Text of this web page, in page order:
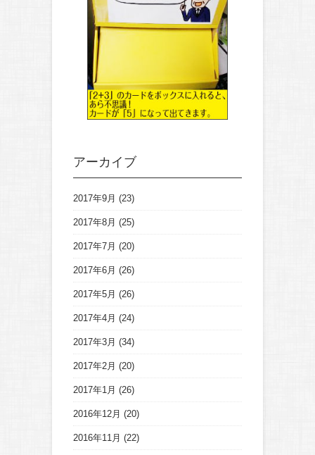
アーカイブ
2017年9月 (23)
2017年8月 (25)
2017年7月 (20)
2017年6月 (26)
2017年5月 (26)
2017年4月 (24)
2017年3月 (34)
2017年2月 (20)
2017年1月 (26)
2016年12月 (20)
2016年11月 (22)